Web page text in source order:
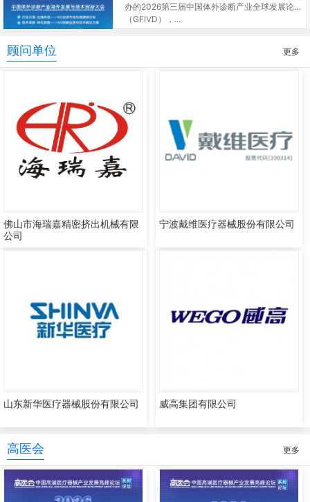
办的2026第三届中国体外诊断产业全球发展论坛
（GFIVD），...
顾问单位 更多
佛山市海瑞嘉精密挤出机械有限
公司
宁波戴维医疗器械股份有限公司
山东新华医疗器械股份有限公司 威高集团有限公司
高医会 更多